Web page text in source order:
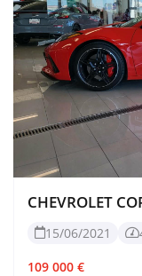
CHEVROLET
15/06/2021 
109 000 €